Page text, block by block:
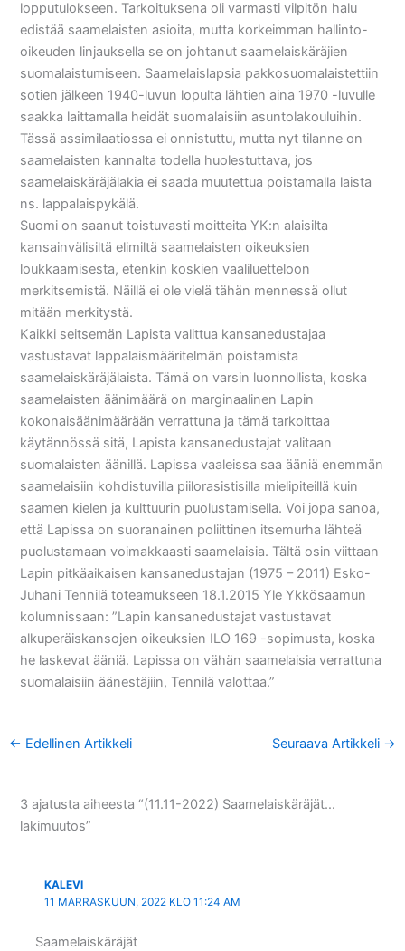
lopputulokseen. Tarkoituksena oli varmasti vilpitön halu
edistää saamelaisten asioita, mutta korkeimman hallinto-
oikeuden linjauksella se on johtanut saamelaiskäräjien
suomalaistumiseen. Saamelaislapsia pakkosuomalaistettiin
sotien jälkeen 1940-luvun lopulta lähtien aina 1970 -luvulle
saakka laittamalla heidät suomalaisiin asuntolakouluihin.
Tässä assimilaatiossa ei onnistuttu, mutta nyt tilanne on
saamelaisten kannalta todella huolestuttava, jos
saamelaiskäräjälakia ei saada muutettua poistamalla laista
ns. lappalaispykälä.
Suomi on saanut toistuvasti moitteita YK:n alaisilta
kansainvälisiltä elimiltä saamelaisten oikeuksien
loukkaamisesta, etenkin koskien vaaliluetteloon
merkitsemistä. Näillä ei ole vielä tähän mennessä ollut
mitään merkitystä.
Kaikki seitsemän Lapista valittua kansanedustajaa
vastustavat lappalaismääritelmän poistamista
saamelaiskäräjälaista. Tämä on varsin luonnollista, koska
saamelaisten äänimäärä on marginaalinen Lapin
kokonaisäänimäärään verrattuna ja tämä tarkoittaa
käytännössä sitä, Lapista kansanedustajat valitaan
suomalaisten äänillä. Lapissa vaaleissa saa ääniä enemmän
saamelaisiin kohdistuvilla piilorasistisilla mielipiteillä kuin
saamen kielen ja kulttuurin puolustamisella. Voi jopa sanoa,
että Lapissa on suoranainen poliittinen itsemurha lähteä
puolustamaan voimakkaasti saamelaisia. Tältä osin viittaan
Lapin pitkäaikaisen kansanedustajan (1975 – 2011) Esko-
Juhani Tennilä toteamukseen 18.1.2015 Yle Ykkösaamun
kolumnissaan: ”Lapin kansanedustajat vastustavat
alkuperäiskansojen oikeuksien ILO 169 -sopimusta, koska
he laskevat ääniä. Lapissa on vähän saamelaisia verrattuna
suomalaisiin äänestäjiin, Tennilä valottaa.”
← Edellinen Artikkeli Seuraava Artikkeli →
3 ajatusta aiheesta “(11.11-2022) Saamelaiskäräjät…
lakimuutos”
KALEVI
11 MARRASKUUN, 2022 KLO 11:24 AM
Saamelaiskäräjät